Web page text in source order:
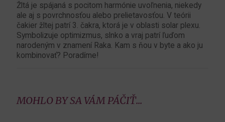
Žltá je spájaná s pocitom harmónie uvoľnenia, niekedy
ale aj s povrchnosťou alebo prelietavosťou. V teórii
čakier žltej patrí 3. čakra, ktorá je v oblasti solar plexu.
Symbolizuje optimizmus, slnko a vraj patrí ľuďom
narodeným v znamení Raka. Kam s ňou v byte a ako ju
kombinovať? Poradíme!
MOHLO BY SA VÁM PÁČIŤ...